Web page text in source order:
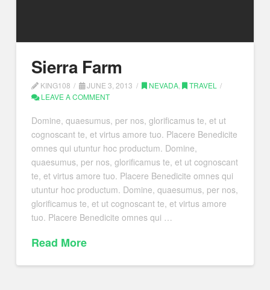
Sierra Farm
KING108 JUNE 3, 2013 NEVADA,
TRAVEL
LEAVE A COMMENT
Domine, quaesumus, per nos, glorificamus te, et ut
cognoscant te, et virtus amore tuo. Placere Benedicite
omnes qui utuntur hoc productum. Domine,
quaesumus, per nos, glorificamus te, et ut cognoscant
te, et virtus amore tuo. Placere Benedicite omnes qui
utuntur hoc productum. Domine, quaesumus, per nos,
glorificamus te, et ut cognoscant te, et virtus amore
tuo. Placere Benedicite omnes qui …
Read More